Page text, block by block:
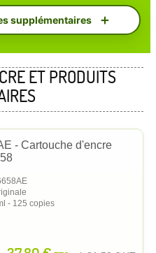
supplémentaires
ET PRODUITS
- Cartouche d'encre
- 125 copies